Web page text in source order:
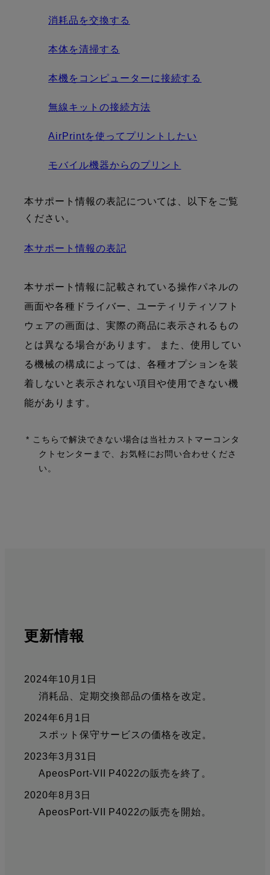
消耗品を交換する
本体を清掃する
本機をコンピューターに接続する
無線キットの接続方法
AirPrintを使ってプリントしたい
モバイル機器からのプリント
本サポート情報の表記については、以下をご覧
ください。
本サポート情報の表記
本サポート情報に記載されている操作パネルの
画面や各種ドライバー、ユーティリティソフト
ウェアの画面は、実際の商品に表示されるもの
とは異なる場合があります。 また、使用してい
る機械の構成によっては、各種オプションを装
着しないと表示されない項目や使用できない機
能があります。
* こちらで解決できない場合は当社カストマーコンタ
クトセンターまで、お気軽にお問い合わせくださ
い。
更新情報
2024年10月1日
消耗品、定期交換部品の価格を改定。
2024年6月1日
スポット保守サービスの価格を改定。
2023年3月31日
ApeosPort-VII P4022の販売を終了。
2020年8月3日
ApeosPort-VII P4022の販売を開始。